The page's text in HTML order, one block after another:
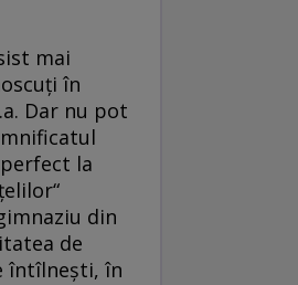
mai
în
Dar nu pot
la
din
de
întîlneşti, în